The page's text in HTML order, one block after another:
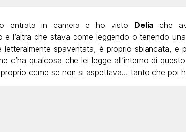
entrata in camera e ho visto Delia che
e l’altra che stava come leggendo o tenendo
letteralmente spaventata, è proprio sbiancata, e
c’ha qualcosa che lei legge all’interno di
come se non si aspettava… tanto che poi